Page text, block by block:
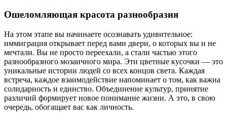
Ошеломляющая красота разнообразия
На этом этапе вы начинаете осознавать удивительное:
иммиграция открывает перед вами двери, о которых вы и не
мечтали. Вы не просто переехали, а стали частью этого
разнообразного мозаичного мира. Эти цветные кусочки — это
уникальные истории людей со всех концов света. Каждая
встреча, каждое взаимодействие напоминает о том, как важна
солидарность и единство. Объединение культур, принятие
различий формирует новое понимание жизни. А это, в свою
очередь, обогащает вас как личность.